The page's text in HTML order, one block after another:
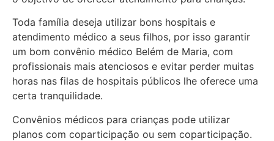
Toda família deseja utilizar bons hospitais e
atendimento médico a seus filhos, por isso garantir
um bom convênio médico Belém de Maria, com
profissionais mais atenciosos e evitar perder muitas
horas nas filas de hospitais públicos lhe oferece uma
certa tranquilidade.
Convênios médicos para crianças pode utilizar
planos com coparticipação ou sem coparticipação.